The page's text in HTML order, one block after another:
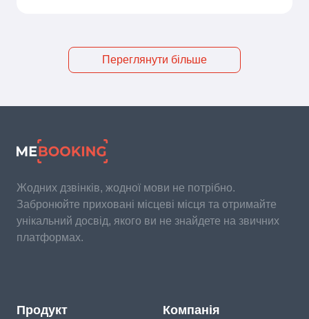
Переглянути більше
Жодних дзвінків, жодної мови не потрібно.
Забронюйте приховані місцеві місця та отримайте
унікальний досвід, якого ви не знайдете на звичних
платформах.
Продукт Компанія